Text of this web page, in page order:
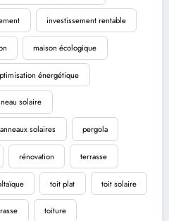
investissement rentable
maison écologique
énergétique
solaire
solaires pergola
rénovation terrasse
toit plat toit solaire
toiture